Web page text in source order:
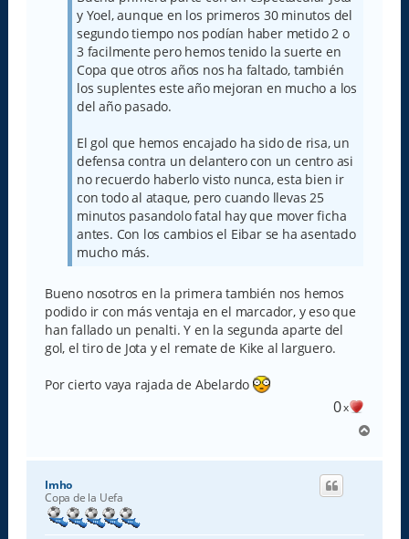
y Yoel, aunque en los primeros 30 minutos del
segundo tiempo nos podían haber metido 2 o
3 facilmente pero hemos tenido la suerte en
Copa que otros años nos ha faltado, también
los suplentes este año mejoran en mucho a los
del año pasado.
El gol que hemos encajado ha sido de risa, un
defensa contra un delantero con un centro asi
no recuerdo haberlo visto nunca, esta bien ir
con todo al ataque, pero cuando llevas 25
minutos pasandolo fatal hay que mover ficha
antes. Con los cambios el Eibar se ha asentado
mucho más.
Bueno nosotros en la primera también nos hemos
podido ir con más ventaja en el marcador, y eso que
han fallado un penalti. Y en la segunda aparte del
gol, el tiro de Jota y el remate de Kike al larguero.
Por cierto vaya rajada de Abelardo
0x
r
Imho
Copa de la Uefa